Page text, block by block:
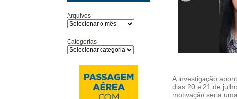
Arquivos
Categorias
A investigação
dias 20 e 21 de
motivação seria